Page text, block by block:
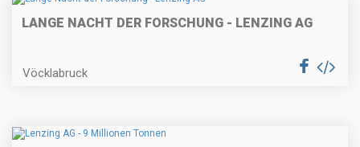
LANGE NACHT DER FORSCHUNG - LENZING AG
Vöcklabruck